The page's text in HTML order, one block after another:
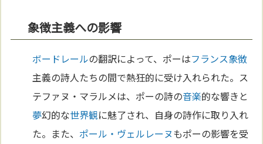
象徴主義への影響
ボードレールの翻訳によって、ポーはフランス象徴
主義の詩人たちの間で熱狂的に受け入れられた。ス
テファヌ・マラルメは、ポーの詩の音楽的な響きと
夢幻的な世界観に魅了され、自身の詩作に取り入れ
た。また、 ポール・ヴェルレーヌもポーの影響を受